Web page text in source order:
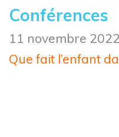
Conférences
11 novembre 2022
Que fait l’enfant